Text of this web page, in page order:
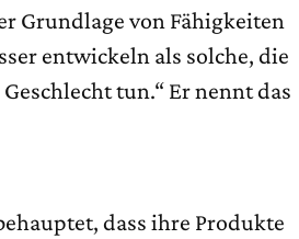
Grundlage von Fähigkeiten
entwickeln als solche, die
tun.“ Er nennt das
dass ihre Produkte